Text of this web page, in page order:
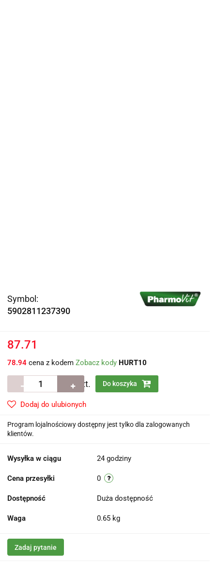
Symbol:
5902811237390
87.71
78.94 cena z kodem Zobacz kody HURT10
szt. Do koszyka
Dodaj do ulubionych
Program lojalnościowy dostępny jest tylko dla zalogowanych
klientów.
Wysyłka w ciągu 24 godziny
Cena przesyłki 0
Dostępność Duża dostępność
Waga 0.65 kg
Zadaj pytanie